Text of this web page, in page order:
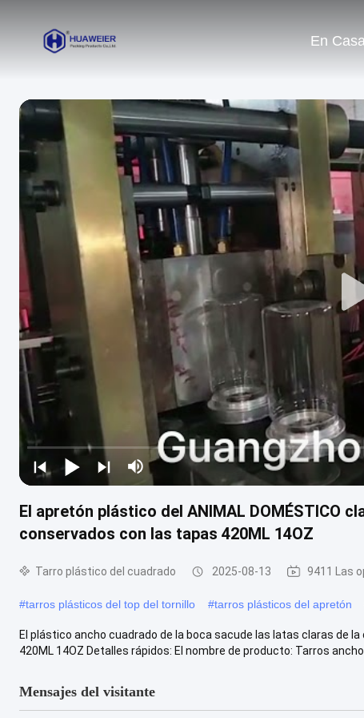
En
El apretón plástico del ANIMAL DOMÉSTICO
conservados con las tapas 420ML 14OZ
Tarro plástico del cuadrado 2025-08-13 9411 Las
#tarros plásticos del top del tornillo #tarros plásticos del apretón
El plástico ancho cuadrado de la boca sacude las latas claras de la
420ML 14OZ Detalles rápidos: El nombre de producto: Tarros
Mensajes del visitante